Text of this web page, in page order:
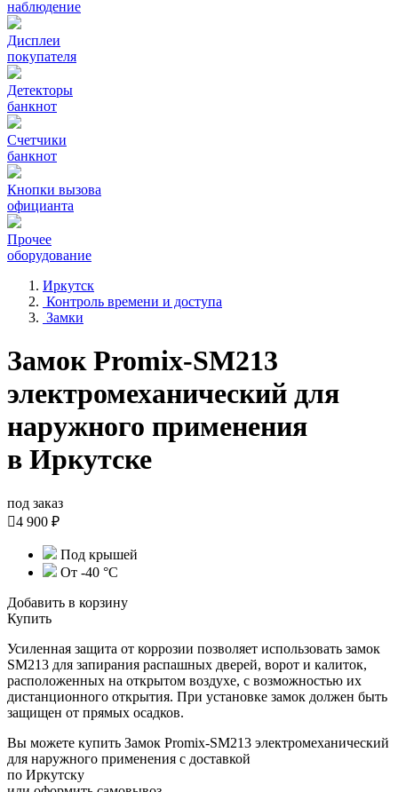
наблюдение
Дисплеи
покупателя
Детекторы
банкнот
Счетчики
банкнот
Кнопки вызова
официанта
Прочее
оборудование
Иркутск
Контроль времени и доступа
Замки
Замок Promix-SM213
электромеханический для
наружного применения
в Иркутске
под заказ
4 900 ₽
Под крышей
От -40 °C
Добавить в корзину
Купить
Усиленная защита от коррозии позволяет использовать замок
SM213 для запирания распашных дверей, ворот и калиток,
расположенных на открытом воздухе, с возможностью их
дистанционного открытия. При установке замок должен быть
защищен от прямых осадков.
Вы можете купить Замок Promix-SM213 электромеханический
для наружного применения с доставкой
по Иркутску